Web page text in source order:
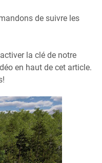
de suivre les
la clé de notre
en haut de cet article.